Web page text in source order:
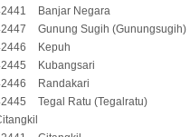
Banjar Negara
Gunung Sugih (Gunungsugih)
Kepuh
Kubangsari
Randakari
Tegal Ratu (Tegalratu)